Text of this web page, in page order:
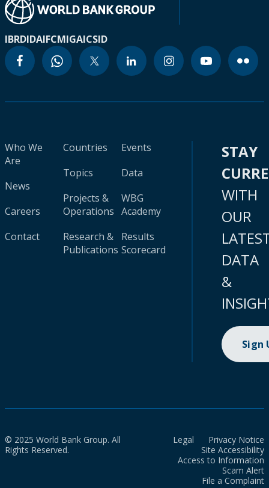
IBRDIDAIFCMIGAICSID
Who We
Are
News
Careers
Contact
Countries
Topics
Projects &
Operations
Research &
Publications
Events
Data
WBG
Academy
Results
Scorecard
STAY
WITH
OUR
DATA
&
Sign
© 2025 World Bank Group. All
Rights Reserved.
Legal
Privacy Notice
Site Accessibility
Access to Information
Scam Alert
File a Complaint